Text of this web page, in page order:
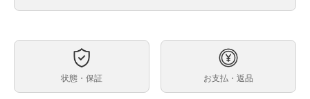
文字盤 シルバー文字盤
40mm
約17.0cm ※2コマ外れた状態での計測です。
ケース素材
状態・保証 お支払・返品